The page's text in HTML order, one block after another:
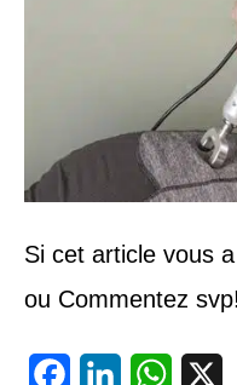
Si cet article vous
ou Commentez svp!